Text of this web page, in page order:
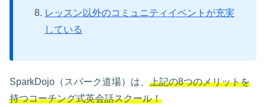
レッスン以外のコミュニティイベントが充実
している
SparkDojo（スパーク道場）は、 上記の8つのメリットを
持つコーチング式英会話スクール！